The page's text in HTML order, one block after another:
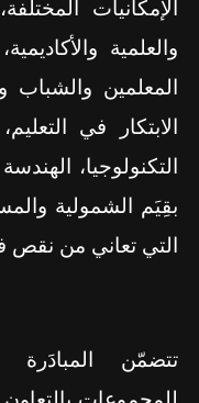
الإمكانيات
والعلمية
المعلمين والشباب
الابتكار في
التكنولوجيا،
بقِيَم الشمولية
التي تعاني من نقص
تتضمّن المبادَرة